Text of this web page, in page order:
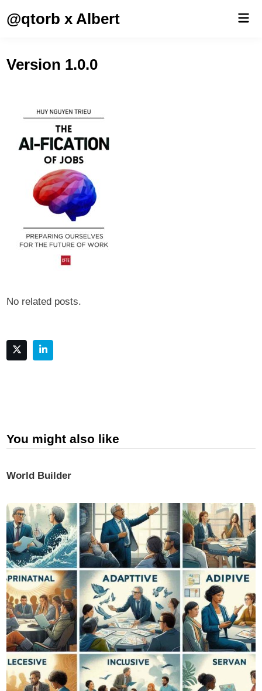
@qtorb x Albert
Version 1.0.0
No related posts.
You might also like
World Builder